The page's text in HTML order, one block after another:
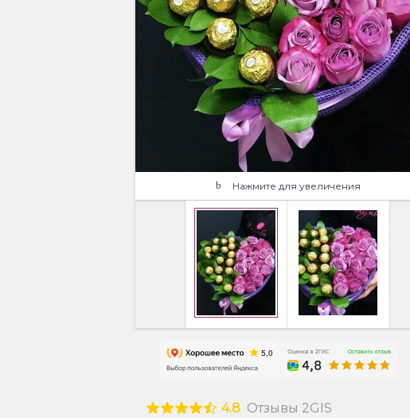
Нажмите для увеличения
4.8 Отзывы 2GIS